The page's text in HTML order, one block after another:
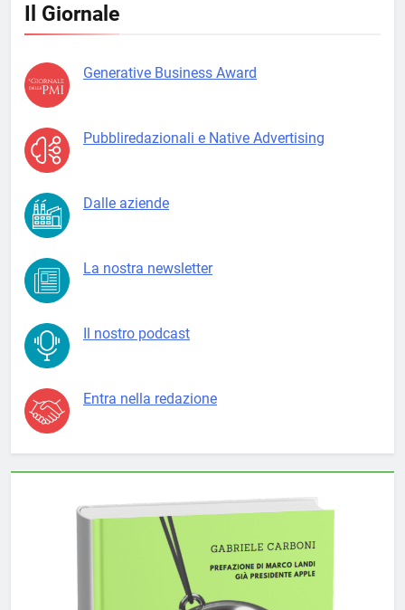
Il Giornale
Generative Business Award
Pubbliredazionali e Native Advertising
Dalle aziende
La nostra newsletter
Il nostro podcast
Entra nella redazione